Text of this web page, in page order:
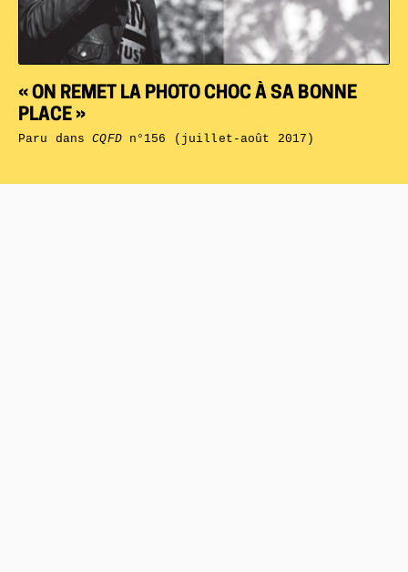
« ON REMET LA PHOTO CHOC À SA BONNE
PLACE »
Paru dansCQFDn°156 (juillet-août 2017)